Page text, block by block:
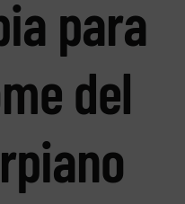
para
del